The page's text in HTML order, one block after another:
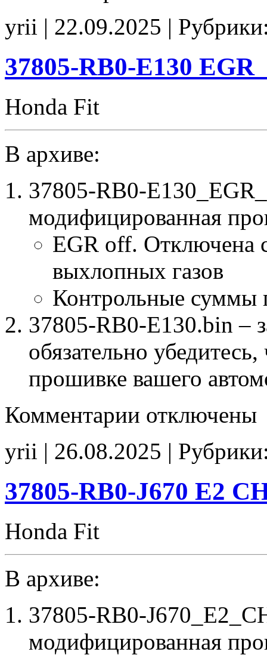
9630
Stage1
IMMO_off
CHK(ok)
yrii | 22.09.2025 |
37805-RB0-E130
Honda Fit
В архиве:
37805-RB0-
модифицированная
EGR off. Отключена
выхлопных газов
Контрольные суммы
37805-RB0-E130.bin –
обязательно
прошивке вашего
Комментарии записи
E130
EGR_off
отключены
yrii | 26.08.2025 |
37805-RB0-J670 E2
Honda Fit
В архиве:
37805-RB0-
модифицированная